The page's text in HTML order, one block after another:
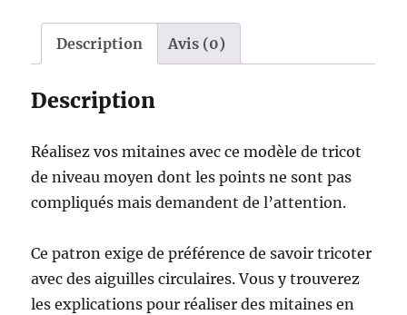
Kaouenn
Description Avis (0)
Description
Réalisez vos mitaines avec ce modèle de tricot
de niveau moyen dont les points ne sont pas
compliqués mais demandent de l’attention.
Ce patron exige de préférence de savoir tricoter
avec des aiguilles circulaires. Vous y trouverez
les explications pour réaliser des mitaines en